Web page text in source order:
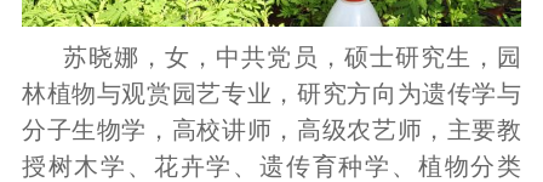
苏晓娜，女，中共党员，硕士研究生，园
林植物与观赏园艺专业，研究方向为遗传学与
分子生物学，高校讲师，高级农艺师，主要教
授树木学、花卉学、遗传育种学、植物分类